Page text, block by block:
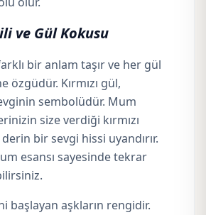
ve Gül Kokusu
bir anlam taşır ve her gül
özgüdür. Kırmızı gül,
sembolüdür. Mum
size verdiği kırmızı
bir sevgi hissi uyandırır.
esansı sayesinde tekrar
başlayan aşkların rengidir.